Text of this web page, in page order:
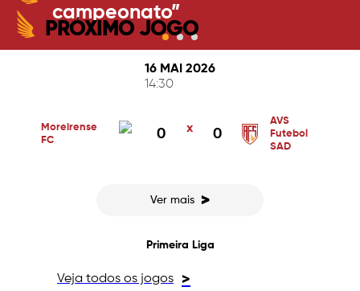
campeonato”
PRÓXIMO JOGO
16 MAI 2026
14:30
Moreirense
FC
0 x 0
AVS
Futebol
SAD
Ver mais >
Primeira Liga
Veja todos os jogos >